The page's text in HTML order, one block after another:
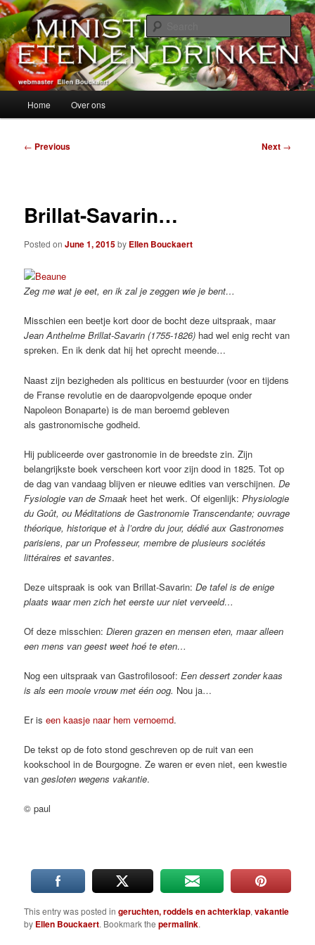
Skip
to
primary
contentMinisterie van Eten en Drinken
alles over eten, drinken en andere genoegens…
Home Over ons
Post
← Previous Next →
Brillat-Savarin…
Posted onJune 1, 2015by Ellen Bouckaert
Zeg me wat je eet, en ik zal je zeggen wie je bent…
Misschien een beetje kort door de bocht deze uitspraak, maar
Jean Anthelme Brillat-Savarin (1755-1826) had wel enig recht van
spreken. En ik denk dat hij het oprecht meende…
Naast zijn bezigheden als politicus en bestuurder (voor en tijdens
de Franse revolutie en de daaropvolgende epoque onder
Napoleon Bonaparte) is de man beroemd gebleven
als gastronomische godheid.
Hij publiceerde over gastronomie in de breedste zin. Zijn
belangrijkste boek verscheen kort voor zijn dood in 1825. Tot op
de dag van vandaag blijven er nieuwe edities van verschijnen.De
Fysiologie van de Smaak heet het werk. Of eigenlijk:Physiologie
du Goût, ou Méditations de Gastronomie Transcendante; ouvrage
théorique, historique et à l’ordre du jour, dédié aux Gastronomes
parisiens, par un Professeur, membre de plusieurs sociétés
littéraires et savantes.
Deze uitspraak is ook van Brillat-Savarin:De tafel is de enige
plaats waar men zich het eerste uur niet verveeld…
Of deze misschien:Dieren grazen en mensen eten, maar alleen
een mens van geest weet hoé te eten…
Nog een uitspraak van Gastrofilosoof:Een dessert zonder kaas
is als een mooie vrouw met één oog. Nou ja…
Er is een kaasje naar hem vernoemd.
De tekst op de foto stond geschreven op de ruit van een
kookschool in de Bourgogne. Ze waren er even niet, een kwestie
vangesloten wegens vakantie.
© paul
This entry was posted ingeruchten, roddels en achterklap,vakantie
by Ellen Bouckaert. Bookmark thepermalink.